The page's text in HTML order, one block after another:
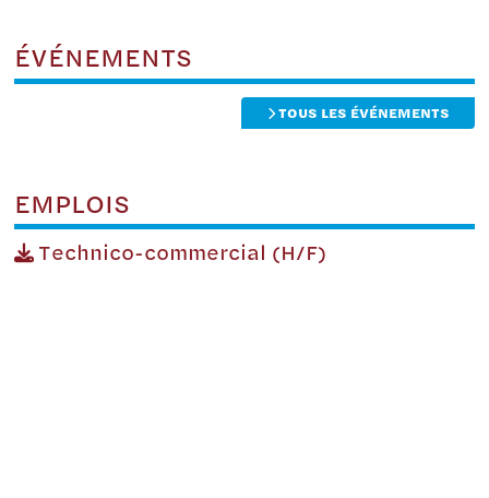
ÉVÉNEMENTS
TOUS LES ÉVÉNEMENTS
EMPLOIS
Technico-commercial (H/F)